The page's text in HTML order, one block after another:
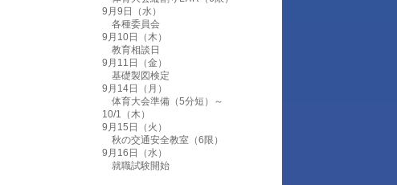
9月9日（水）
各種委員会
9月10日（木）
教育相談日
9月11日（金）
基礎製図検定
9月14日（月）
体育大会準備（5分短）～
10/1（木）
9月15日（火）
秋の交通安全教室（6限）
9月16日（水）
就職試験開始